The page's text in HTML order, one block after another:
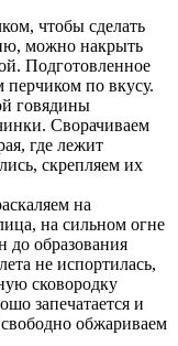
чтобы сделать
можно накрыть
Подготовленное
по вкусу.
говядины
Сворачиваем
где лежит
скрепляем их
на
на сильном огне
до образования
не испортилась,
сковородку
запечатается и
обжариваем